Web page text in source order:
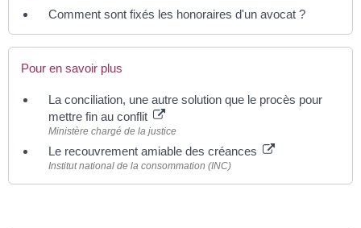
Comment sont fixés les honoraires d'un avocat ?
Pour en savoir plus
La conciliation, une autre solution que le procès pour
mettre fin au conflit
Ministère chargé de la justice
Le recouvrement amiable des créances
Institut national de la consommation (INC)